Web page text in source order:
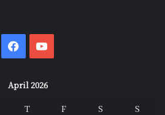
Facebook
April 2026
T F S
S